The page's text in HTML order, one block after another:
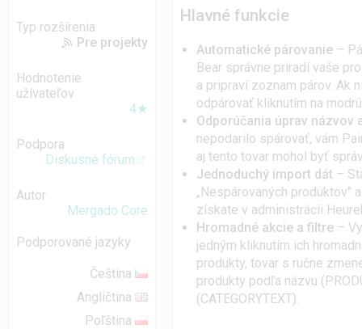
Typ rozšírenia
Pre projekty
Hodnotenie
užívateľov
4★
Podpora
Diskusné fórum
Autor
Mergado Core
Podporované jazyky
Čeština
Angličtina
Poľština
Hlavné funkcie
Automatické párovanie –
Bear správne priradí vaše
a pripraví zoznam párov. Ak
odpárovať kliknutím na
Odporúčania úprav názvov
nepodarilo spárovať, vám
aj tento tovar mohol byť
Jednoduchý import dát –
„Nespárovaných produktov"
získate v administrácii
Hromadné akcie a filtre –
jedným kliknutím ich
produkty, tovar s ručne
produkty podľa názvu
(CATEGORYTEXT).